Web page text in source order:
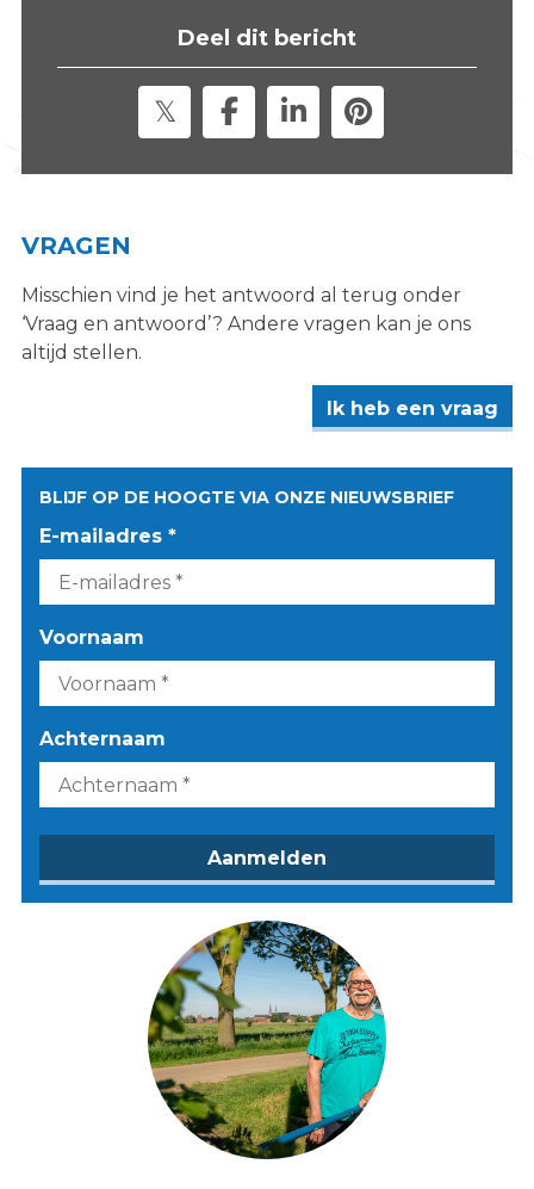
Deel dit bericht
VRAGEN
Misschien vind je het antwoord al terug onder
‘Vraag en antwoord’? Andere vragen kan je ons
altijd stellen.
Ik heb een vraag
BLIJF OP DE HOOGTE VIA ONZE NIEUWSBRIEF
E-mailadres *
Voornaam
Achternaam